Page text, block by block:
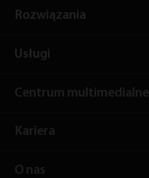
Rozwiązania
Usługi
Centrum multimedialne
Kariera
O nas